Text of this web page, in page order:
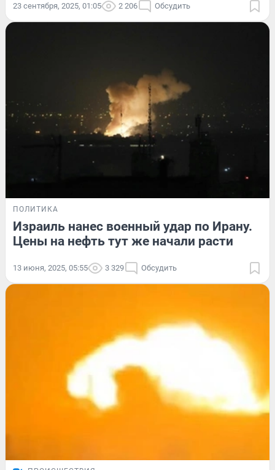
23 сентября, 2025, 01:05 2 206 Обсудить
ПОЛИТИКА
Израиль нанес военный удар по Ирану.
Цены на нефть тут же начали расти
13 июня, 2025, 05:55 3 329 Обсудить